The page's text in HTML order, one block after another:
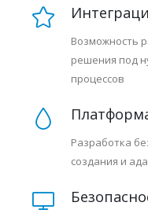
Возможность
решения под
процессов
Разработка
создания и